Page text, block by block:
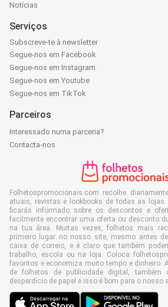
Notícias
Serviços
Subscreve-te à newsletter
Segue-nos em Facebook
Segue-nos em Instagram
Segue-nos em Youtube
Segue-nos em TikTok
Parceiros
Interessado numa parceria?
Contacta-nos
Folhetospromocionais.com recolhe
atuais, revistas e lookbooks de todas as lojas
ficarás informado sobre os descontos e
facilmente encontrar uma oferta ou desconto
na tua área. Muitas vezes, folhetos mais
primeiro lugar no nosso site, mesmo antes
caixa de correio, e é claro que também
trabalho, escola ou na loja. Coloca
favoritos e economiza muito tempo e dinheiro.
de folhetos de publicidade digital, também
desperdício de papel e isso é bom para o nosso